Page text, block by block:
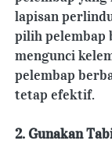
lapisan
pilih pelembap
mengunci
pelembap
tetap efektif.
2. Gunakan